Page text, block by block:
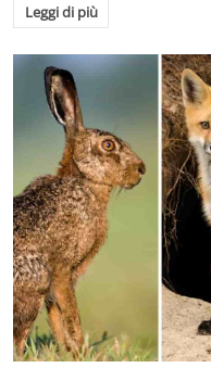
Leggi di più